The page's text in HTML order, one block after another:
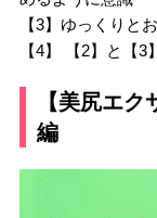
【3】ゆっくりと
【4】 【2】と【
【美尻エ
編